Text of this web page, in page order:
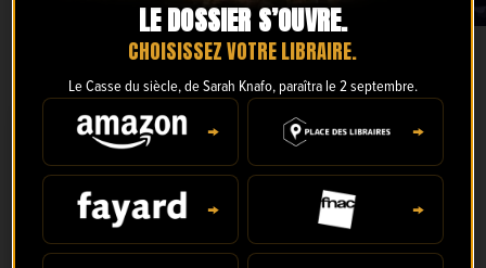
Nous contacter
LE DOSSIER S’OUVRE.
CHOISISSEZ VOTRE LIBRAIRE.
Le Casse du siècle, de Sarah Knafo, paraîtra le 2 septembre.
→ →
→ →